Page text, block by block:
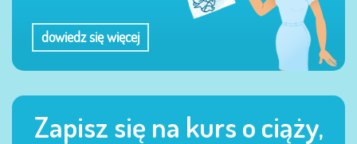
dowiedz się więcej
Zapisz się na kurs o ciąży,